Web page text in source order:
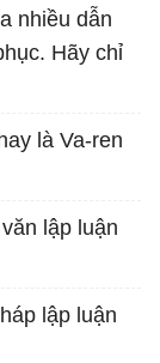
nhiều dẫn
Hãy chỉ
là Va-ren
lập luận
lập luận